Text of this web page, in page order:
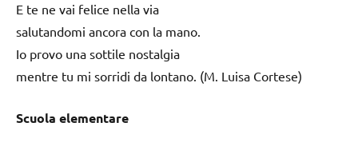
E te ne vai felice nella via
salutandomi ancora con la mano.
Io provo una sottile nostalgia
mentre tu mi sorridi da lontano. (M. Luisa Cortese)
Scuola elementare